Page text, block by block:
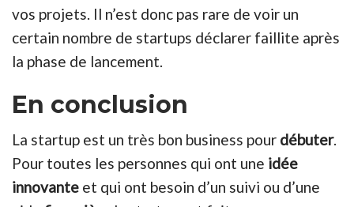
vos projets. Il n’est donc pas rare de voir un
certain nombre de startups déclarer faillite après
la phase de lancement.
En conclusion
La startup est un très bon business pour débuter.
Pour toutes les personnes qui ont une idée
innovante et qui ont besoin d’un suivi ou d’une